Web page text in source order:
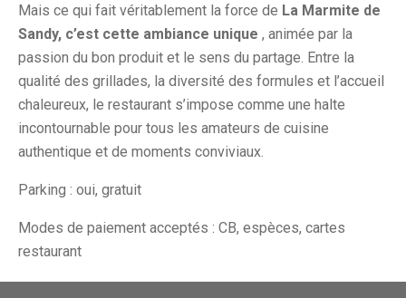
Mais ce qui fait véritablement la force de La Marmite de
Sandy, c’est cette ambiance unique , animée par la
passion du bon produit et le sens du partage. Entre la
qualité des grillades, la diversité des formules et l’accueil
chaleureux, le restaurant s’impose comme une halte
incontournable pour tous les amateurs de cuisine
authentique et de moments conviviaux.
Parking : oui, gratuit
Modes de paiement acceptés : CB, espèces, cartes
restaurant